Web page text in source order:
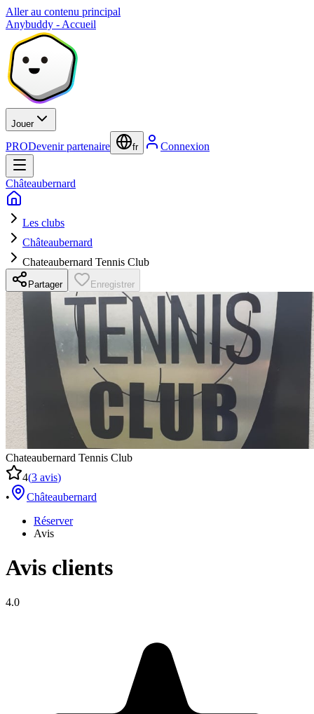
Aller au contenu principal
Anybuddy - Accueil
Jouer
PRODevenir partenaire fr Connexion
Châteaubernard
Les clubs
Châteaubernard
Chateaubernard Tennis Club
Partager Enregistrer
Chateaubernard Tennis Club
4(3 avis)
•
Châteaubernard
Réserver
Avis
Avis clients
4.0